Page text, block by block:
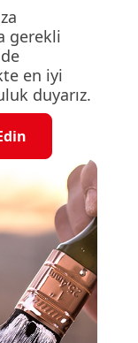
gerekli
en iyi
duyarız.